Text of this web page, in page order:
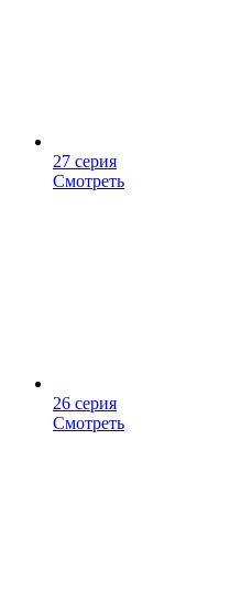
27 серия
Смотреть
26 серия
Смотреть